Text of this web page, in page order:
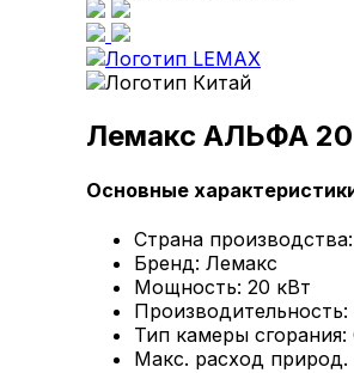
Лемакс АЛЬФА
Основные
Страна производства:
Бренд: Лемакс
Мощность: 20 кВт
Производительность:
Тип камеры сгорания:
Макс. расход природ.